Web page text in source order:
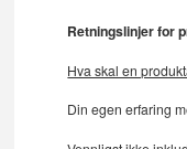
Retningslinjer for
Hva skal en
Din egen erfaring